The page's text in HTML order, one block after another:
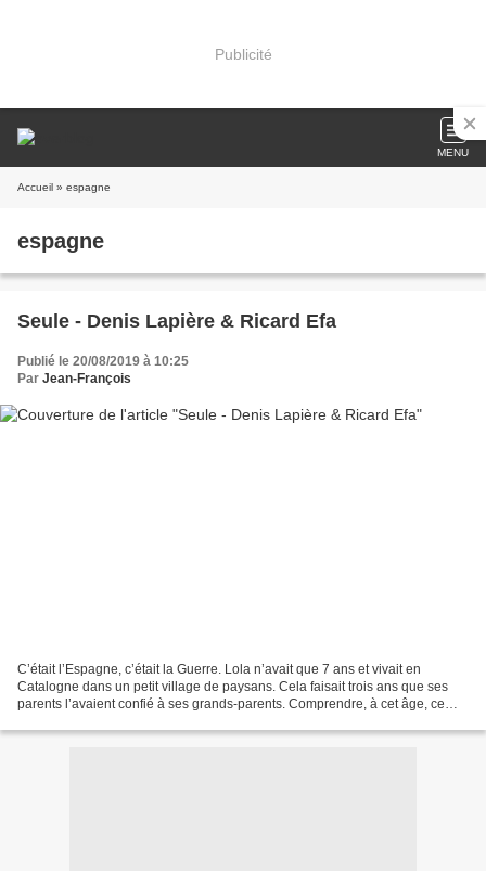
Publicité
MENU
Accueil » espagne
espagne
Seule - Denis Lapière & Ricard Efa
Publié le 20/08/2019 à 10:25
Par Jean-François
C’était l’Espagne, c’était la Guerre. Lola n’avait que 7 ans et vivait en
Catalogne dans un petit village de paysans. Cela faisait trois ans que ses
parents l’avaient confié à ses grands-parents. Comprendre, à cet âge, ce